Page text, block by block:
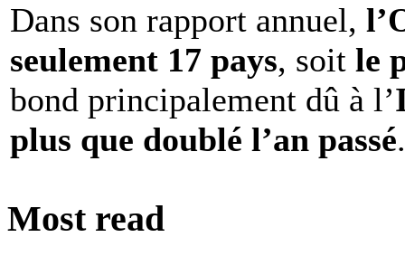
Dans son rapport annuel,
seulement 17 pays, soit le
bond principalement dû à l’
plus que doublé l’an passé.
Most read